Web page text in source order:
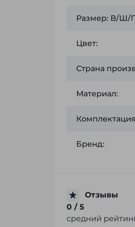
Размер: В/Ш/
Цвет:
Страна
Материал:
Бренд:
Отзывы
0 / 5
средний